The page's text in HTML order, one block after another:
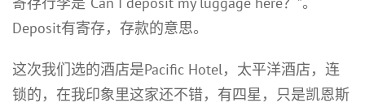
Deposit有寄存，存款的意思。
这次我们选的酒店是Pacific Hotel，太平洋酒店，连
锁的，在我印象里这家还不错，有四星，只是凯恩斯